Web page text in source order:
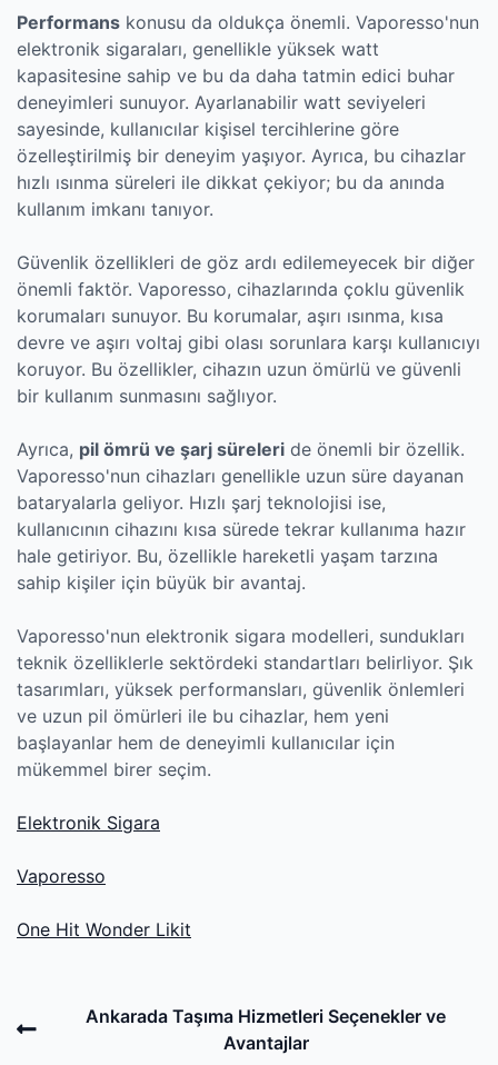
Performans konusu da oldukça önemli. Vaporesso'nun
elektronik sigaraları, genellikle yüksek watt
kapasitesine sahip ve bu da daha tatmin edici buhar
deneyimleri sunuyor. Ayarlanabilir watt seviyeleri
sayesinde, kullanıcılar kişisel tercihlerine göre
özelleştirilmiş bir deneyim yaşıyor. Ayrıca, bu cihazlar
hızlı ısınma süreleri ile dikkat çekiyor; bu da anında
kullanım imkanı tanıyor.
Güvenlik özellikleri de göz ardı edilemeyecek bir diğer
önemli faktör. Vaporesso, cihazlarında çoklu güvenlik
korumaları sunuyor. Bu korumalar, aşırı ısınma, kısa
devre ve aşırı voltaj gibi olası sorunlara karşı kullanıcıyı
koruyor. Bu özellikler, cihazın uzun ömürlü ve güvenli
bir kullanım sunmasını sağlıyor.
Ayrıca, pil ömrü ve şarj süreleri de önemli bir özellik.
Vaporesso'nun cihazları genellikle uzun süre dayanan
bataryalarla geliyor. Hızlı şarj teknolojisi ise,
kullanıcının cihazını kısa sürede tekrar kullanıma hazır
hale getiriyor. Bu, özellikle hareketli yaşam tarzına
sahip kişiler için büyük bir avantaj.
Vaporesso'nun elektronik sigara modelleri, sundukları
teknik özelliklerle sektördeki standartları belirliyor. Şık
tasarımları, yüksek performansları, güvenlik önlemleri
ve uzun pil ömürleri ile bu cihazlar, hem yeni
başlayanlar hem de deneyimli kullanıcılar için
mükemmel birer seçim.
Elektronik Sigara
Vaporesso
One Hit Wonder Likit
PreviousAnkarada Taşıma Hizmetleri Seçenekler ve
Avantajlar